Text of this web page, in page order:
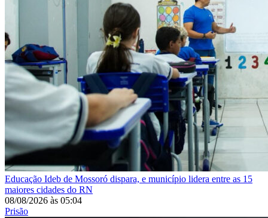
Educação Ideb de Mossoró dispara, e município lidera entre as 15
maiores cidades do RN
08/08/2026 às 05:04
Prisão